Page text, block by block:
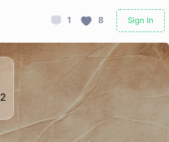
1 8 Sign In
2